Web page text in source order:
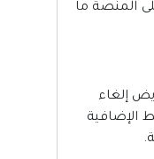
المنصة ما
تعويض إلغاء
الإضافية